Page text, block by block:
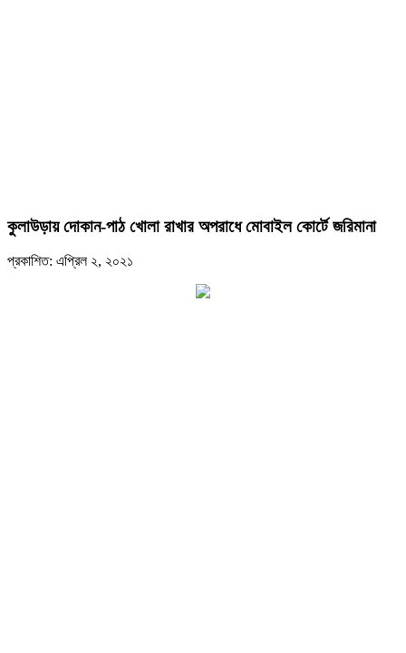
কুলাউড়ায় দোকান-পাঠ খোলা রাখার অপরাধে মোবাইল কোর্টে জরিমানা
প্রকাশিত: এপ্রিল ২, ২০২১